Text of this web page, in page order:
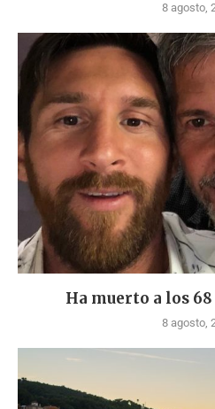
8 agosto,
Ha muerto a los
8 agosto,